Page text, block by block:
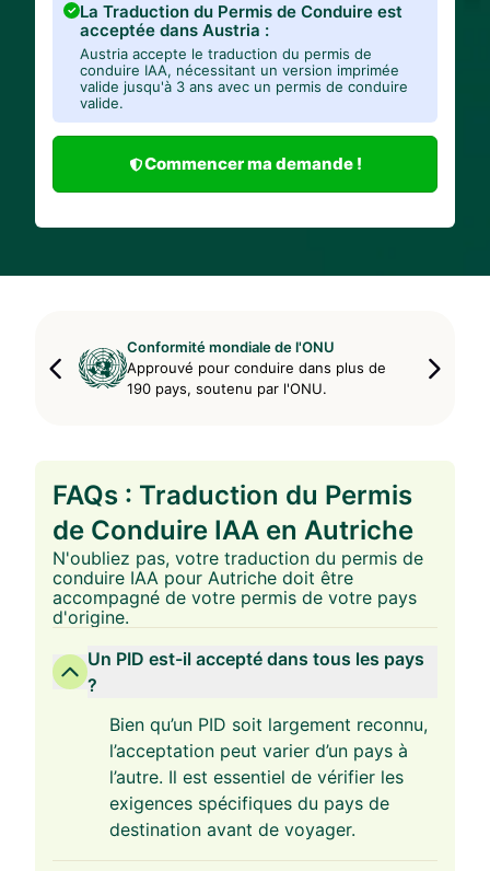
La Traduction du Permis de Conduire est
acceptée dans Austria :
Austria accepte le traduction du permis de
conduire IAA, nécessitant un version imprimée
valide jusqu'à 3 ans avec un permis de conduire
valide.
Commencer ma demande !
Conformité mondiale de l'ONU
Approuvé pour conduire dans plus de
190 pays, soutenu par l'ONU.
FAQs : Traduction du Permis
de Conduire IAA en Autriche
N'oubliez pas, votre traduction du permis de
conduire IAA pour Autriche doit être
accompagné de votre permis de votre pays
d'origine.
Un PID est-il accepté dans tous les pays
?
Bien qu’un PID soit largement reconnu,
l’acceptation peut varier d’un pays à
l’autre. Il est essentiel de vérifier les
exigences spécifiques du pays de
destination avant de voyager.